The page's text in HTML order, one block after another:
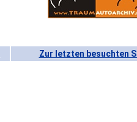
Zur letzten besuchten